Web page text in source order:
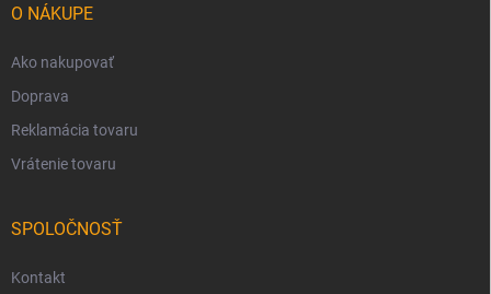
O NÁKUPE
Ako nakupovať
Doprava
Reklamácia tovaru
Vrátenie tovaru
SPOLOČNOSŤ
Kontakt